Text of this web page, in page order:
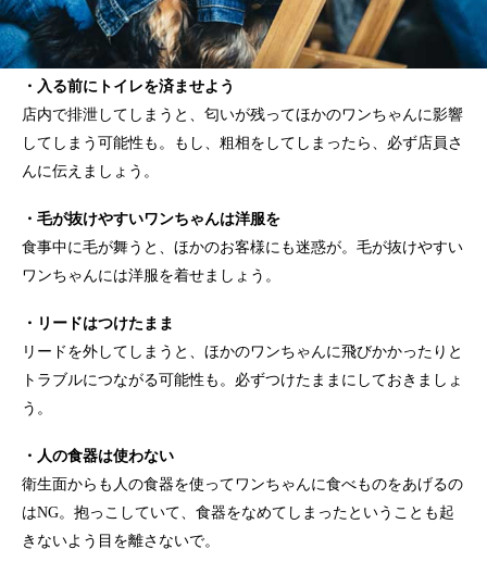
・入る前にトイレを済ませよう
店内で排泄してしまうと、匂いが残ってほかのワンちゃんに影響
してしまう可能性も。もし、粗相をしてしまったら、必ず店員さ
んに伝えましょう。
・毛が抜けやすいワンちゃんは洋服を
食事中に毛が舞うと、ほかのお客様にも迷惑が。毛が抜けやすい
ワンちゃんには洋服を着せましょう。
・リードはつけたまま
リードを外してしまうと、ほかのワンちゃんに飛びかかったりと
トラブルにつながる可能性も。必ずつけたままにしておきましょ
う。
・人の食器は使わない
衛生面からも人の食器を使ってワンちゃんに食べものをあげるの
はNG。抱っこしていて、食器をなめてしまったということも起
きないよう目を離さないで。